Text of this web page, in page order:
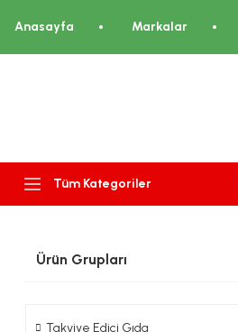
Anasayfa Markalar
Tüm Kategoriler
Ürün Grupları
Takviye Edici Gıda